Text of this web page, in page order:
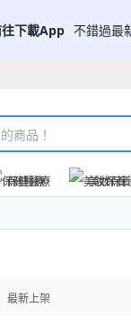
下載App 不錯過最
保健醫療 美妝保養
最新上架